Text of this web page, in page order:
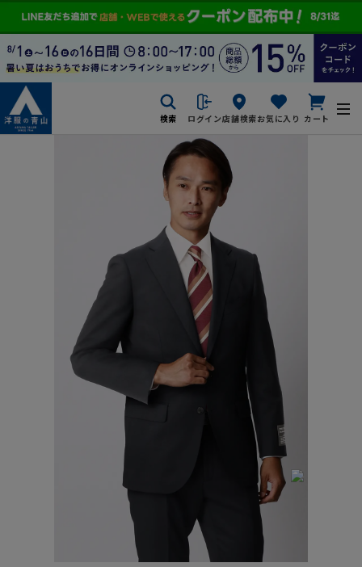
検索 ログイン店舗検索お気に入り カート